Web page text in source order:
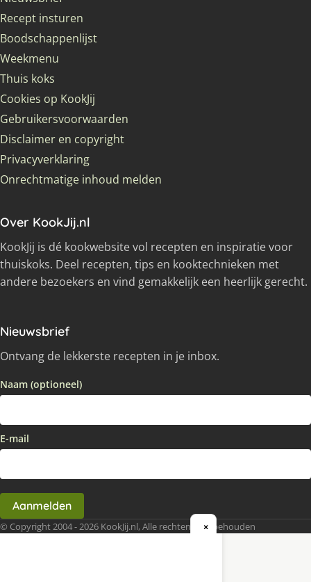
Recept insturen
Boodschappenlijst
Weekmenu
Thuis koks
Cookies op KookJij
Gebruikersvoorwaarden
Disclaimer en copyright
Privacyverklaring
Onrechtmatige inhoud melden
Over KookJij.nl
KookJij is dé kookwebsite vol recepten en inspiratie voor
thuiskoks. Deel recepten, tips en kooktechnieken met
andere bezoekers en vind gemakkelijk een heerlijk gerecht.
Nieuwsbrief
Ontvang de lekkerste recepten in je inbox.
Naam (optioneel)
E-mail
Aanmelden
© Copyright 2004 - 2026 KookJij.nl, Alle rechten voorbehouden
×